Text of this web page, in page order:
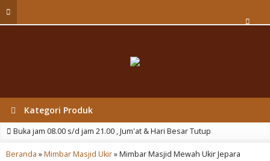
Kategori Produk
Buka jam 08.00 s/d jam 21.00 , Jum'at & Hari Besar Tutup
Beranda »Mimbar Masjid Ukir»Mimbar Masjid Mewah Ukir Jepara